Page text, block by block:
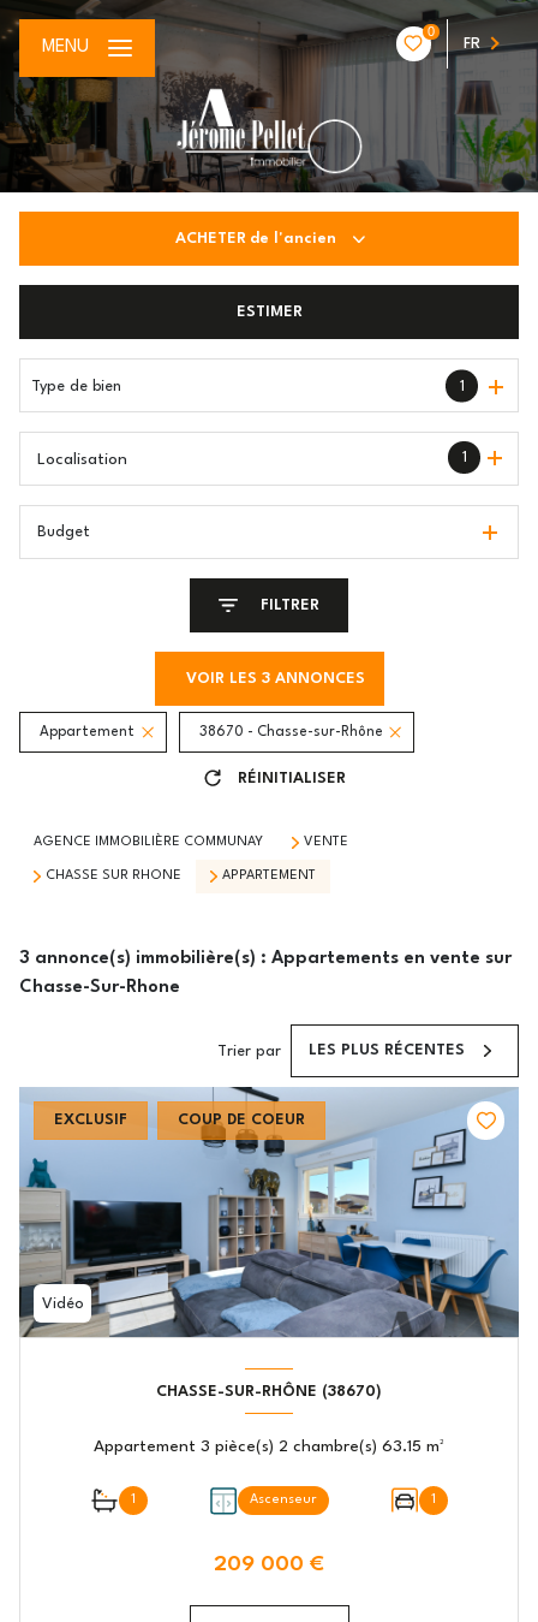
0
FR
MENU
ACHETER de l'ancien
ESTIMER
Type de bien 1
1
Localisation
Budget
FILTRER
VOIR LES 3ANNONCES
Appartement 38670 - Chasse-sur-Rhône
RÉINITIALISER
AGENCE IMMOBILIÈRE COMMUNAY VENTE
CHASSE SUR RHONE APPARTEMENT
3 annonce(s) immobilière(s) : Appartements en vente sur
Chasse-Sur-Rhone
Trier par LES PLUS RÉCENTES
EXCLUSIF COUP DE COEUR
Vidéo
CHASSE-SUR-RHÔNE (38670)
Appartement 3 pièce(s) 2 chambre(s) 63.15 m²
1 Ascenseur 1
209 000 €